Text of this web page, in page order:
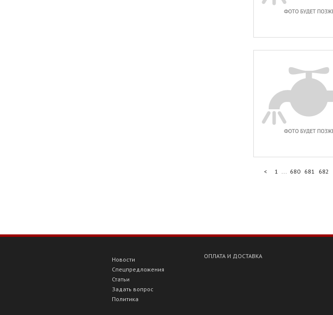
< 1 ... 680 681 682
Новости
Спецпредложения
Статьи
Задать вопрос
Политика
ОПЛАТА И ДОСТАВКА